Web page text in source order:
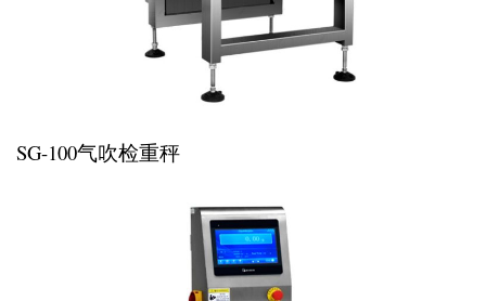
SG-100气吹检重秤